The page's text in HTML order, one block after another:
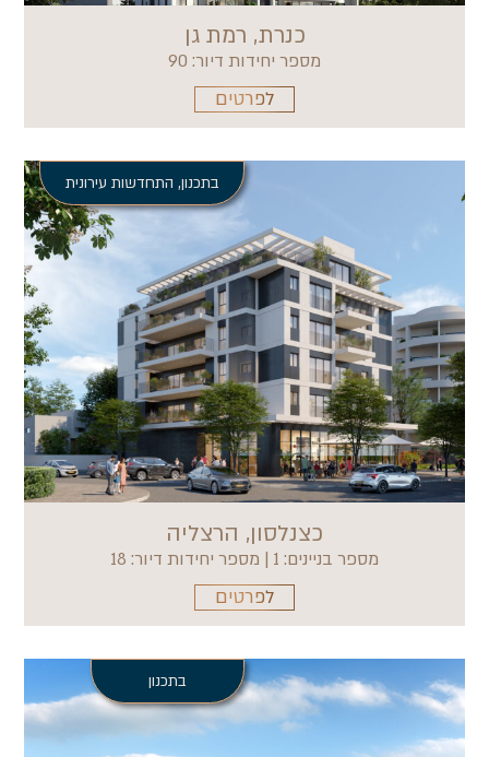
כנרת, רמת גן
מספר יחידות דיור: 90
לפרטים
בתכנון, התחדשות עירונית
כצנלסון, הרצליה
מספר בניינים: 1 | מספר יחידות דיור: 18
לפרטים
בתכנון